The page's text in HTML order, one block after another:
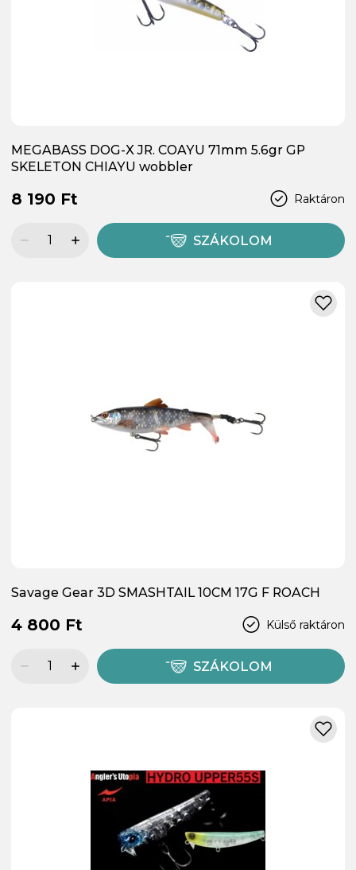
MEGABASS DOG-X JR. COAYU 71mm 5.6gr GP
SKELETON CHIAYU wobbler
Raktáron
8 190 Ft
SZÁKOLOM
Savage Gear 3D SMASHTAIL 10CM 17G F ROACH
Külső raktáron
4 800 Ft
SZÁKOLOM